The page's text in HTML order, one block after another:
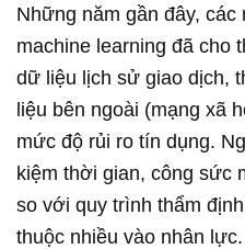
Những năm gần đây, các
machine learning đã cho
dữ liệu lịch sử giao dịch,
liệu bên ngoài (mạng xã
mức độ rủi ro tín dụng.
kiệm thời gian, công sức
so với quy trình thẩm
thuộc nhiều vào nhân lực.